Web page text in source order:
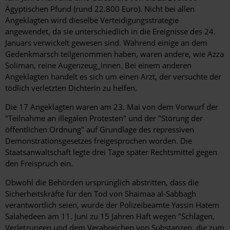
Ägyptischen Pfund (rund 22.800 Euro). Nicht bei allen
Angeklagten wird dieselbe Verteidigungsstrategie
angewendet, da sie unterschiedlich in die Ereignisse des 24.
Januars verwickelt gewesen sind. Während einige an dem
Gedenkmarsch teilgenommen haben, waren andere, wie Azza
Soliman, reine Augenzeug_innen. Bei einem anderen
Angeklagten handelt es sich um einen Arzt, der versuchte der
tödlich verletzten Dichterin zu helfen.
Die 17 Angeklagten waren am 23. Mai von dem Vorwurf der
"Teilnahme an illegalen Protesten" und der "Störung der
öffentlichen Ordnung" auf Grundlage des repressiven
Demonstrationsgesetzes freigesprochen worden. Die
Staatsanwaltschaft legte drei Tage später Rechtsmittel gegen
den Freispruch ein.
Obwohl die Behörden ursprünglich abstritten, dass die
Sicherheitskräfte für den Tod von Shaimaa al-Sabbagh
verantwortlich seien, wurde der Polizeibeamte Yassin Hatem
Salahedeen am 11. Juni zu 15 Jahren Haft wegen "Schlägen,
Verletzungen und dem Verabreichen von Substanzen, die zum